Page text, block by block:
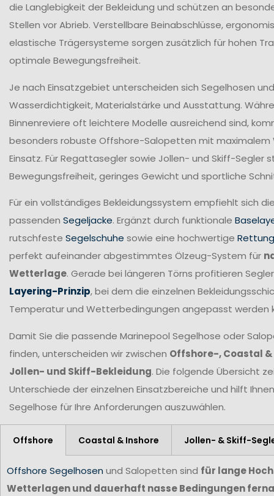
die Langlebigkeit der Bekleidung und schützen an
Stellen vor Abrieb. Verstellbare Beinabschlüsse,
elastische Trägersysteme sorgen zusätzlich für hohen
optimale Bewegungsfreiheit.
Je nach Einsatzgebiet unterscheiden sich Segelhosen
Wasserdichtigkeit, Materialstärke und Ausstattung.
Binnenreviere oft leichtere Modelle ausreichend sind,
besonders robuste Offshore-Salopetten mit
Einsatz. Für Regattasegler sowie Jollen- und Skiff-Segler
Bewegungsfreiheit, geringes Gewicht und sportliche
Für ein vollständiges Bekleidungssystem empfiehlt sich
passenden Segeljacke. Ergänzt durch funktionale
rutschfeste Segelschuhe sowie eine hochwertige
perfekt aufeinander abgestimmtes Ölzeug-System für
Wetterlage. Gerade bei längeren Törns profitieren
Layering-Prinzip, bei dem die einzelnen
Temperatur und Wetterbedingungen angepasst werden
Damit Sie die passende Marinepool Segelhose oder
finden, unterscheiden wir zwischen Offshore-, Coastal
Jollen- und Skiff-Bekleidung. Die folgende Übersicht
Unterschiede der einzelnen Einsatzbereiche und hilft
Segelhose für Ihre Anforderungen auszuwählen.
Offshore Coastal & Inshore Jollen- & Skiff-
Offshore Segelhosen und Salopetten sind für lange
Wetterlagen und dauerhaft nasse Bedingungen